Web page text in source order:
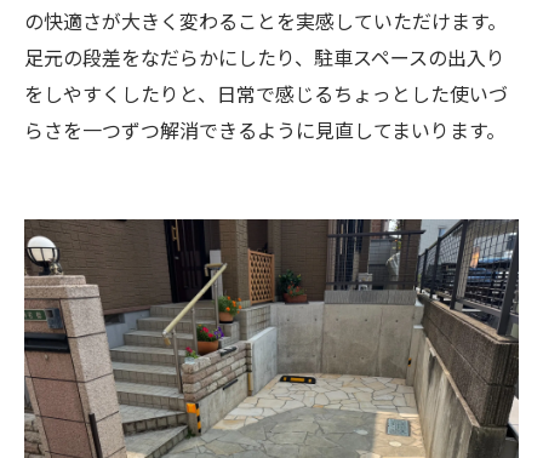
の快適さが大きく変わることを実感していただけます。
足元の段差をなだらかにしたり、駐車スペースの出入り
をしやすくしたりと、日常で感じるちょっとした使いづ
らさを一つずつ解消できるように見直してまいります。